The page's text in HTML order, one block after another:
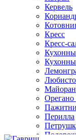
Кервель
Кресс
Кресс-
Майоран
Перилла